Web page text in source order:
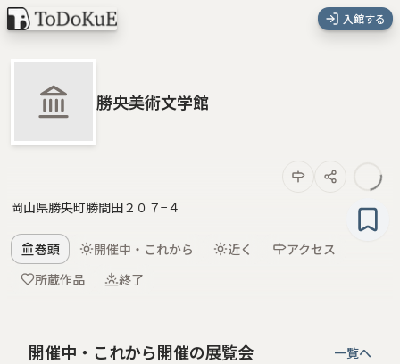
入館する
勝央美術文学館
岡山県勝央町勝間田２０７−４
巻頭 開催中・これから 近く
アクセス
所蔵作品
終了
開催中・これから開催の展覧会 一覧へ